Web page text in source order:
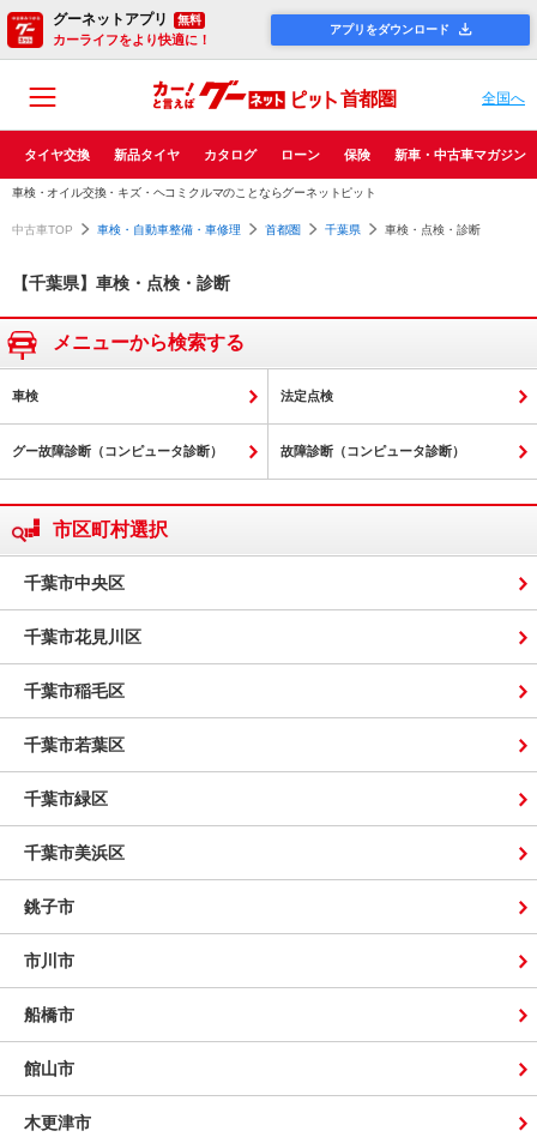
グーネットアプリ 無料
カーライフをより快適に！
アプリをダウンロード
首都圏 全国へ
タイヤ交換 新品タイヤ カタログ ローン 保険 新車・中古車マガジン
車検・オイル交換・キズ・ヘコミクルマのことならグーネットピット
中古車TOP 車検・自動車整備・車修理 首都圏 千葉県 車検・点検・診断
【千葉県】車検・点検・診断
メニューから検索する
車検 法定点検
グー故障診断（コンピュータ診断） 故障診断（コンピュータ診断）
市区町村選択
千葉市中央区
千葉市花見川区
千葉市稲毛区
千葉市若葉区
千葉市緑区
千葉市美浜区
銚子市
市川市
船橋市
館山市
木更津市